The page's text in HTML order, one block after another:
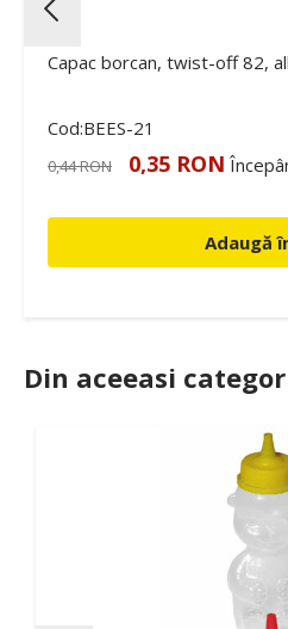
Capac borcan, twist-off 82,
Cod:BEES-21
0,44 RON 0,35 RON
Adaugă
Din aceeasi